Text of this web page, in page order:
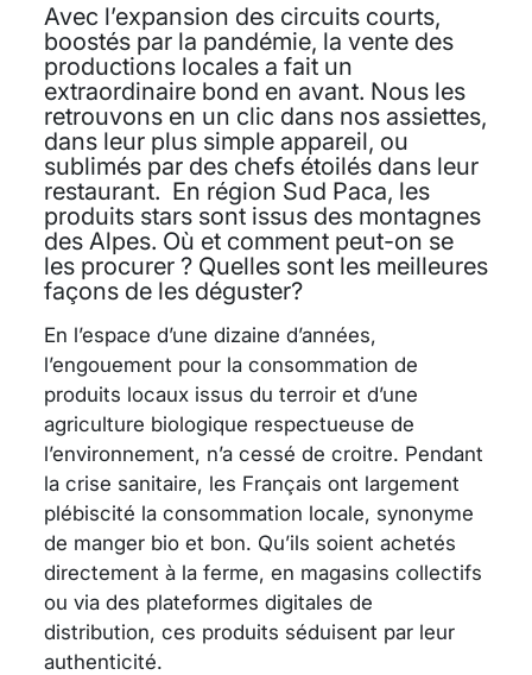
Avec l’expansion des circuits courts,
boostés par la pandémie, la vente des
productions locales a fait un
extraordinaire bond en avant. Nous les
retrouvons en un clic dans nos assiettes,
dans leur plus simple appareil, ou
sublimés par des chefs étoilés dans leur
restaurant. En région Sud Paca, les
produits stars sont issus des montagnes
des Alpes. Où et comment peut-on se
les procurer ? Quelles sont les meilleures
façons de les déguster?
En l’espace d’une dizaine d’années,
l’engouement pour la consommation de
produits locaux issus du terroir et d’une
agriculture biologique respectueuse de
l’environnement, n’a cessé de croitre. Pendant
la crise sanitaire, les Français ont largement
plébiscité la consommation locale, synonyme
de manger bio et bon. Qu’ils soient achetés
directement à la ferme, en magasins collectifs
ou via des plateformes digitales de
distribution, ces produits séduisent par leur
authenticité.